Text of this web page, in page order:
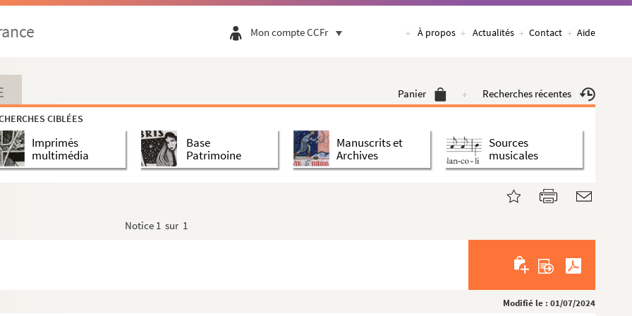
Mon compte CCFr À propos Actualités Contact Aide
Panier Recherches récentes
CIBLÉES
Imprimés
multimédia
Base
Patrimoine
Manuscrits et
Archives
Sources
musicales
Notice 1 sur 1
Modifié le : 01/07/2024
; Il ne faut jurer de rien